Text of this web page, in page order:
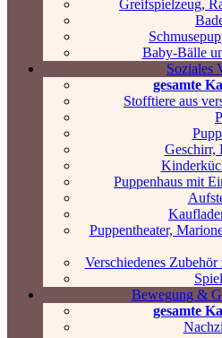
Greifspielzeug,
Baby-Bälle
Soziales
gesamte
Stofftiere aus
Geschirr,
Puppenhaus mit
Puppentheater,
Verschiedenes
Bewegung &
gesamte